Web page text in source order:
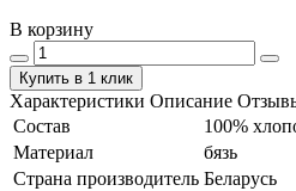
В корзину
Купить в 1 клик
Характеристики Описание
Состав
100%
Материал
бязь
Страна производитель Беларусь